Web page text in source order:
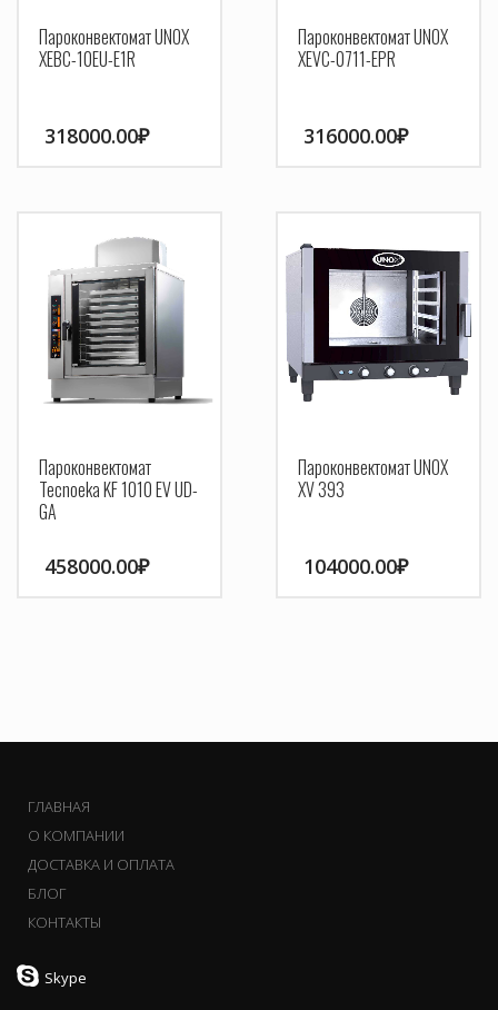
Пароконвектомат UNOX
XEBC-10EU-E1R
318000.00₽
Пароконвектомат UNOX
XEVC-0711-EPR
316000.00₽
Пароконвектомат
Tecnoeka KF 1010 EV UD-
GA
458000.00₽
Пароконвектомат UNOX
XV 393
104000.00₽
ГЛАВНАЯ
О КОМПАНИИ
ДОСТАВКА И ОПЛАТА
БЛОГ
КОНТАКТЫ
Skype